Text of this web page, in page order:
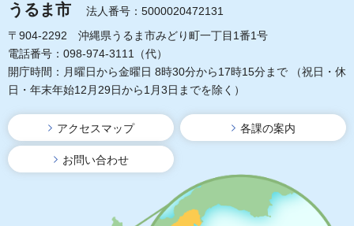
うるま市
法人番号：5000020472131
〒904-2292 沖縄県うるま市みどり町一丁目1番1号
電話番号：098-974-3111（代）
開庁時間：月曜日から金曜日 8時30分から17時15分まで
（祝日・休
日・年末年始12月29日から1月3日までを除く）
アクセスマップ 各課の案内
お問い合わせ